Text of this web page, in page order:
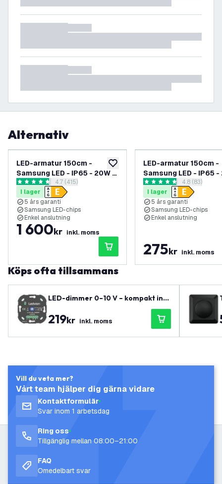
Alternativ
lägg till i önskelistan
LED-armatur 150cm -
Samsung LED - IP65 - 20W -
140lm/W - 6500K - Kallvit -
Gennemfortrådet - 5 års
garanti - 6-pack
öppna recensionspanel
4.7 stjärnbetyg4.7 (415)
I lager
5 års garanti
Samsung LED-chips
Enkel anslutning
1 600kr inkl. moms
LED-armatur 150cm -
Samsung LED - IP65 -
140lm/W - 6500K -
Gennemfortrådet - 5
garanti
öppna
4.8 stjärnbetyg4.8 (83)
I lager
5 års garanti
Samsung LED-chips
Enkel anslutning
275kr inkl. moms
Köps ofta tillsammans
LED-dimmer 0–10 V – kompakt inf
älld – 230–240 V AC – trappkopplin
g – 3 års garanti
219kr inkl. moms
Vill du veta mer?
Vårt team hjälper dig gärna vidare
Kontaktformulär
Svar inom 1 arbetsdag
Ring oss
Tillgänglig mellan 08:00–21:00
FAQ
Omedelbart svar